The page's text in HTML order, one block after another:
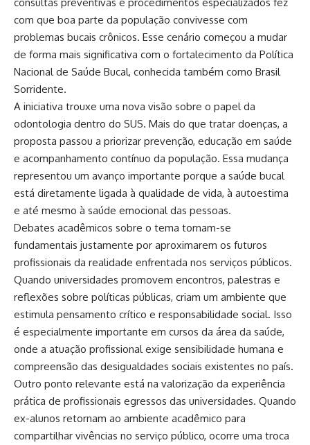
com que boa parte da população convivesse com
problemas bucais crônicos. Esse cenário começou a mudar
de forma mais significativa com o fortalecimento da Política
Nacional de Saúde Bucal, conhecida também como Brasil
Sorridente.
A iniciativa trouxe uma nova visão sobre o papel da
odontologia dentro do SUS. Mais do que tratar doenças, a
proposta passou a priorizar prevenção, educação em saúde
e acompanhamento contínuo da população. Essa mudança
representou um avanço importante porque a saúde bucal
está diretamente ligada à qualidade de vida, à autoestima
e até mesmo à saúde emocional das pessoas.
Debates acadêmicos sobre o tema tornam-se
fundamentais justamente por aproximarem os futuros
profissionais da realidade enfrentada nos serviços públicos.
Quando universidades promovem encontros, palestras e
reflexões sobre políticas públicas, criam um ambiente que
estimula pensamento crítico e responsabilidade social. Isso
é especialmente importante em cursos da área da saúde,
onde a atuação profissional exige sensibilidade humana e
compreensão das desigualdades sociais existentes no país.
Outro ponto relevante está na valorização da experiência
prática de profissionais egressos das universidades. Quando
ex-alunos retornam ao ambiente acadêmico para
compartilhar vivências no serviço público, ocorre uma troca